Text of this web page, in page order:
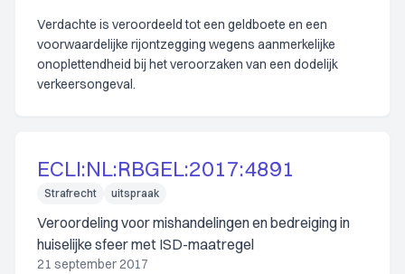
Verdachte is veroordeeld tot een geldboete en een
voorwaardelijke rijontzegging wegens aanmerkelijke
onoplettendheid bij het veroorzaken van een dodelijk
verkeersongeval.
ECLI:NL:RBGEL:2017:4891
Strafrecht uitspraak
Veroordeling voor mishandelingen en bedreiging in
huiselijke sfeer met ISD-maatregel
21 september 2017